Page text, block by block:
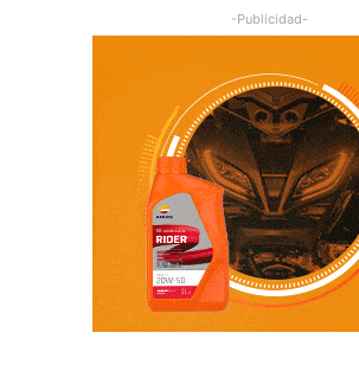
-Publicidad-